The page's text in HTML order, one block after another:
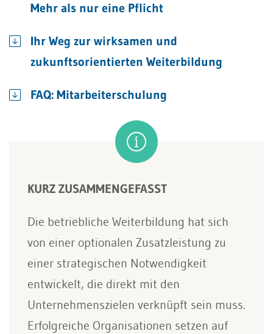
Mehr als nur eine Pflicht
Ihr Weg zur wirksamen und
zukunftsorientierten Weiterbildung
FAQ: Mitarbeiterschulung
KURZ ZUSAMMENGEFASST
Die betriebliche Weiterbildung hat sich
von einer optionalen Zusatzleistung zu
einer strategischen Notwendigkeit
entwickelt, die direkt mit den
Unternehmenszielen verknüpft sein muss.
Erfolgreiche Organisationen setzen auf